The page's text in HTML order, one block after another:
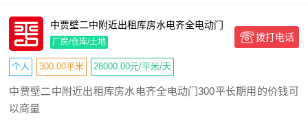
中贾壁二中附近出租库房水电齐全电动门
厂房/仓库/土地 拨打电话
个人 300.00平米 28000.00元/平米/天
中贾壁二中附近出租库房水电齐全电动门300平长期用的价钱可
以商量